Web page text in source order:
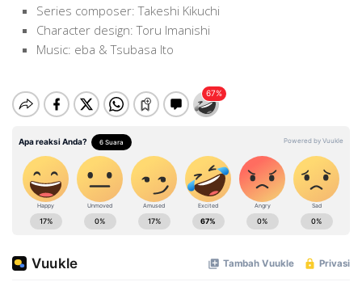
Series composer: Takeshi Kikuchi
Character design: Toru Imanishi
Music: eba & Tsubasa Ito